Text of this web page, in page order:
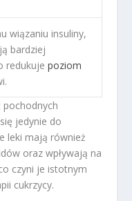
wiązaniu insuliny,
bardziej
redukujepoziom
pochodnych
jedynie do
leki mają również
oraz wpływają na
czyni je istotnym
cukrzycy.